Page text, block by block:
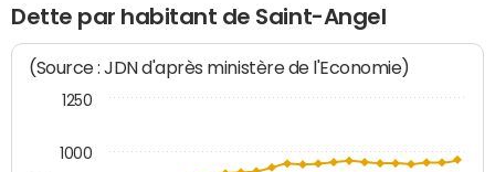
Dette par habitant de Saint-Angel
(Source : JDN d'après ministère de l'Economie)
1000
1250